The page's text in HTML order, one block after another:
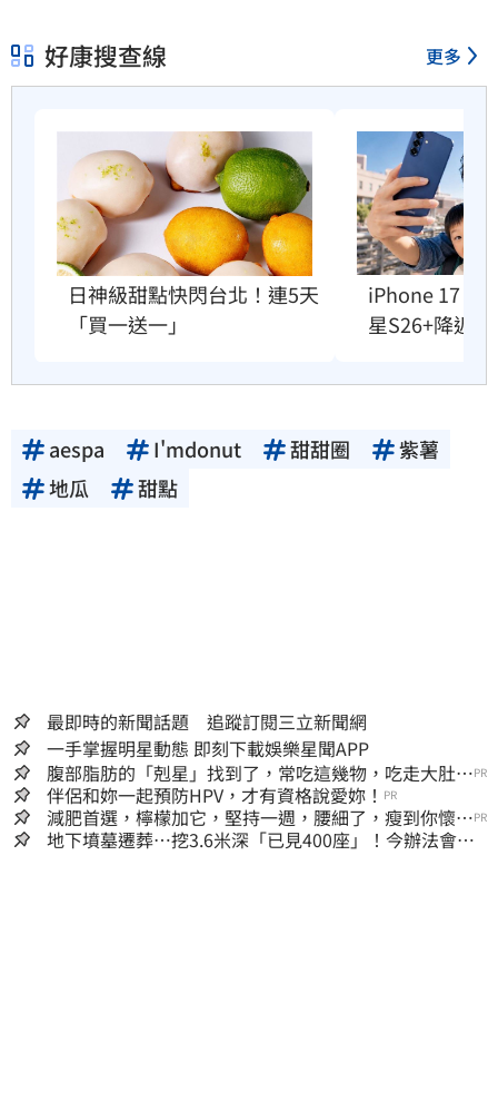
好康搜查線 更多
日神級甜點快閃台北！連5天
「買一送一」
iPhone 17
星S26+降近8
aespa I'mdonut 甜甜圈
紫薯
地瓜
甜點
最即時的新聞話題 追蹤訂閱三立新聞網
一手掌握明星動態 即刻下載娛樂星聞APP
腹部脂肪的「剋星」找到了，常吃這幾物，吃走大肚
囊，瘦出小蠻腰
PR
伴侶和妳一起預防HPV，才有資格說愛妳！ PR
減肥首選，檸檬加它，堅持一週，腰細了，瘦到你懷疑
人生
PR
地下墳墓遷葬…挖3.6米深「已見400座」！今辦法會安